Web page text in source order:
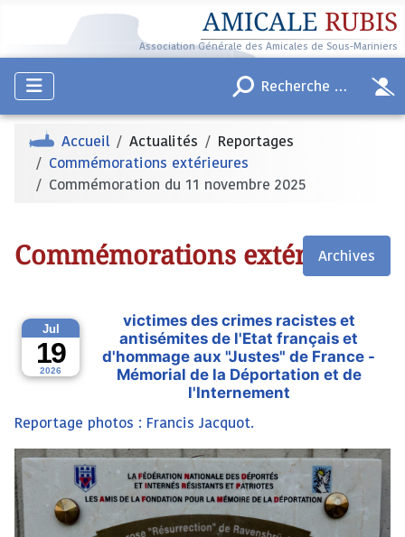
AMICALE RUBIS
Association Générale des Amicales de Sous-Mariniers
Accueil Actualités
Reportages
Commémorations extérieures
Commémoration du 11 novembre 2025
Archives
Commémorations extérieures
victimes des crimes racistes et
antisémites de l'Etat français et
d'hommage aux "Justes" de France -
Mémorial de la Déportation et de
l'Internement
19
Jul
2026
Reportage photos : Francis Jacquot.